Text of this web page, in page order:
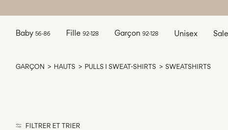
Baby 56-86 Fille 92-128 Garçon 92-128 Unisex Sale
GARÇON HAUTS PULLS I SWEAT-SHIRTS SWEATSHIRTS
FILTRER ET TRIER